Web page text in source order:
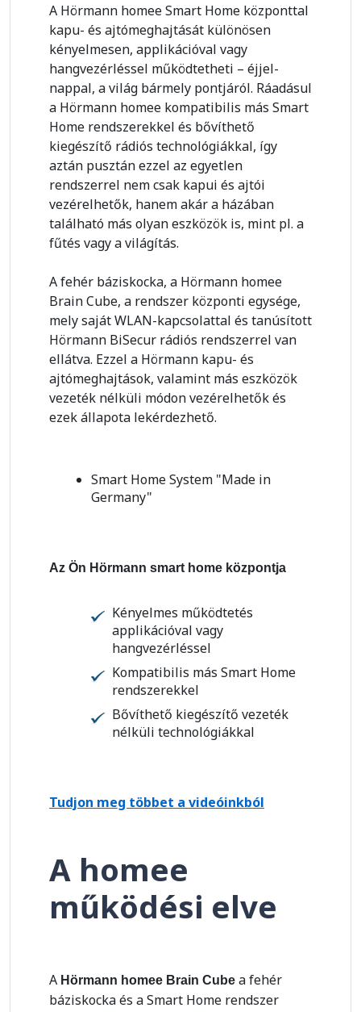
A Hörmann homee Smart Home központtal
kapu- és ajtómeghajtását különösen
kényelmesen, applikációval vagy
hangvezérléssel működtetheti – éjjel-
nappal, a világ bármely pontjáról. Ráadásul
a Hörmann homee kompatibilis más Smart
Home rendszerekkel és bővíthető
kiegészítő rádiós technológiákkal, így
aztán pusztán ezzel az egyetlen
rendszerrel nem csak kapui és ajtói
vezérelhetők, hanem akár a házában
található más olyan eszközök is, mint pl. a
fűtés vagy a világítás.
A fehér báziskocka, a Hörmann homee
Brain Cube, a rendszer központi egysége,
mely saját WLAN-kapcsolattal és tanúsított
Hörmann BiSecur rádiós rendszerrel van
ellátva. Ezzel a Hörmann kapu- és
ajtómeghajtások, valamint más eszközök
vezeték nélküli módon vezérelhetők és
ezek állapota lekérdezhető.
Smart Home System "Made in
Germany"
Az Ön Hörmann smart home központja
Kényelmes működtetés
applikációval vagy
hangvezérléssel
Kompatibilis más Smart Home
rendszerekkel
Bővíthető kiegészítő vezeték
nélküli technológiákkal
Tudjon meg többet a videóinkból
A homee
működési elve
A Hörmann homee Brain Cube a fehér
báziskocka és a Smart Home rendszer